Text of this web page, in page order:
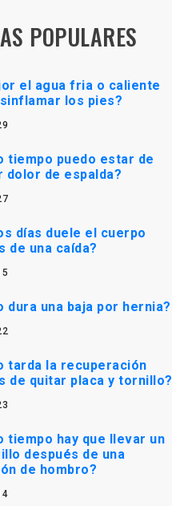
POPULARES
el agua fria o caliente
los pies?
tiempo puedo estar de
dolor de espalda?
días duele el cuerpo
de una caída?
dura una baja por hernia?
tarda la recuperación
de quitar placa y tornillo?
tiempo hay que llevar un
después de una
de hombro?